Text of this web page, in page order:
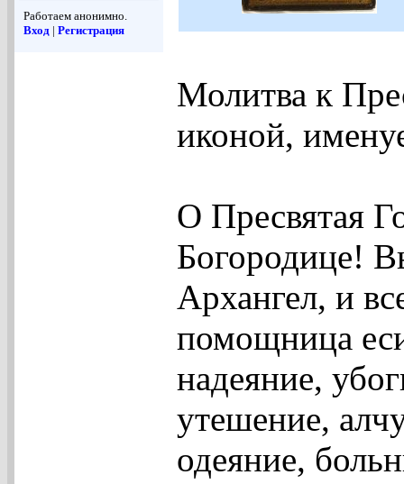
Работаем анонимно.
Вход | Регистрация
Молитва к
иконой,
О Пресвятая
Богородице!
Архангел, и
помощница
надеяние,
утешение,
одеяние,